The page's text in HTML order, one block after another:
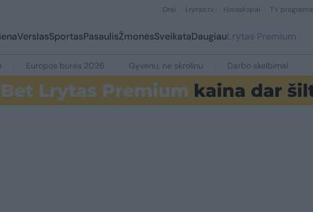
Orai Lrytas.tv Horoskopai TV programa
VerslasSportasPasaulisŽmonėsSveikataDaugiauLrytas Premium
Europos burės 2026 Gyvenu, ne skrolinu Darbo skelbimai